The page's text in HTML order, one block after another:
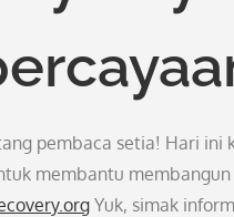
pembaca setia! Hari ini
membantu
Yuk, simak